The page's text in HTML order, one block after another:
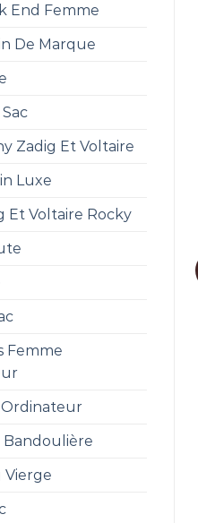
End Femme
De Marque
Zadig Et Voltaire
Luxe
Et Voltaire Rocky
Femme
Ordinateur
Bandoulière
Vierge